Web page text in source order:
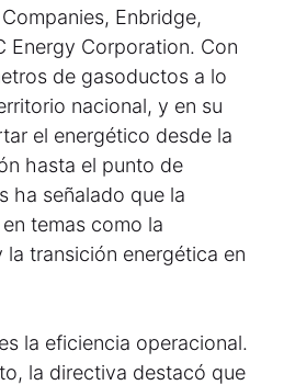
Enbridge,
Energy Corporation. Con
de gasoductos a lo
nacional, y en su
el energético desde la
hasta el punto de
ha señalado que la
temas como la
transición energética en
la eficiencia operacional.
la directiva destacó que